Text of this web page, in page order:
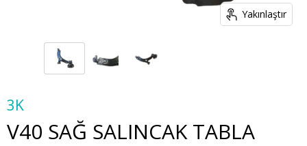
Yakınlaştır
3K
V40 SAĞ SALINCAK TABLA